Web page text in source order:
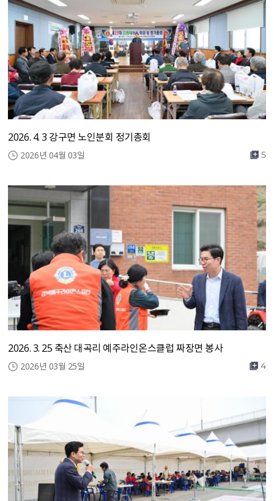
2026. 4. 3 강구면 노인분회 정기총회
2026년 04월 03일 5
2026. 3. 25 축산 대곡리 예주라인온스클럽 짜장면 봉사
2026년 03월 25일 4